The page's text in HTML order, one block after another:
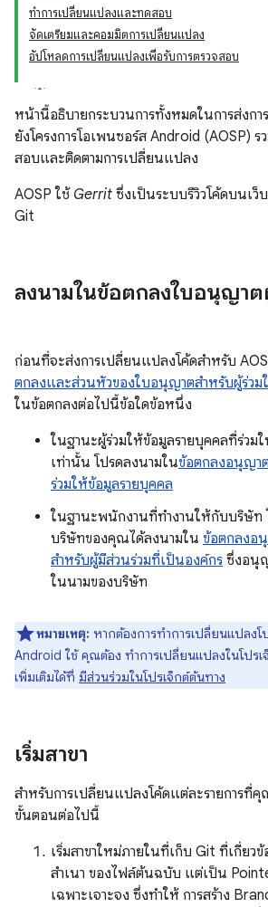
ทำการเปลี่ยนแปลงและทดสอบ
จัดเตรียมและคอมมิตการเปลี่ยนแปลง
อัปโหลดการเปลี่ยนแปลงเพื่อรับการตรวจสอบ
หน้านี้อธิบายกระบวนการทั้งหมดในการส่งก
ยังโครงการโอเพนซอร์ส Android (AOSP) ร
สอบและติดตามการเปลี่ยนแปลง
AOSP ใช้ Gerrit ซึ่งเป็นระบบรีวิวโค้ดบนเว็
Git
ลงนามในข้อตกลงใบอนุญา
ก่อนที่จะส่งการเปลี่ยนแปลงโค้ดสำหรับ
ตกลงและส่วนหัวของใบอนุญาตสำหรับผู้ร่วม
ในข้อตกลงต่อไปนี้ข้อใดข้อหนึ่ง
ในฐานะผู้ร่วมให้ข้อมูลรายบุคคลที่ร่ว
เท่านั้น โปรดลงนามในข้อตกลงอนุญา
ร่วมให้ข้อมูลรายบุคคล
ในฐานะพนักงานที่ทำงานให้กับบริษัท
บริษัทของคุณได้ลงนามใน ข้อตกลงอ
สำหรับผู้มีส่วนร่วมที่เป็นองค์กร ซึ่งอนุ
ในนามของบริษัท
หมายเหตุ: หากต้องการทำการเปลี่ยนแปลงโ
Android ใช้ คุณต้อง ทำการเปลี่ยนแปลงในโปร
เพิ่มเติมได้ที่ มีส่วนร่วมในโปรเจ็กต์ต้นทาง
เริ่มสาขา
สําหรับการเปลี่ยนแปลงโค้ดแต่ละรายการที่คุ
ขั้นตอนต่อไปนี้
เริ่มสาขาใหม่ภายในที่เก็บ Git ที่เกี่ยว
สำเนา ของไฟล์ต้นฉบับ แต่เป็น
เฉพาะเจาะจง ซึ่งทำให้ การสร้าง